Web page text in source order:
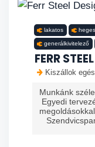
lakatos
generálkivitelező
FERR
Kiszállok
Munkánk
Egyedi